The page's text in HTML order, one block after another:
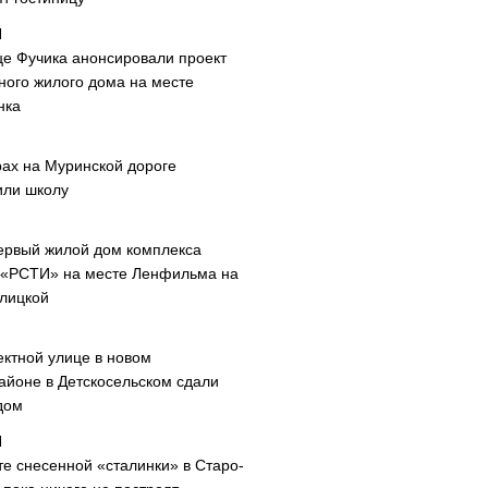
Фучика анонсировали проект
жилого дома на месте
на Муринской дороге
школу
жилой дом комплекса
«РСТИ» на месте Ленфильма на
улице в новом
в Детскосельском сдали
снесенной «сталинки» в Старо-